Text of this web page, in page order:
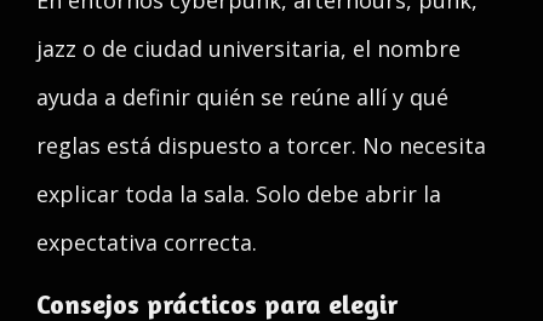
jazz o de ciudad universitaria, el nombre
ayuda a definir quién se reúne allí y qué
reglas está dispuesto a torcer. No necesita
explicar toda la sala. Solo debe abrir la
expectativa correcta.
Consejos prácticos para elegir